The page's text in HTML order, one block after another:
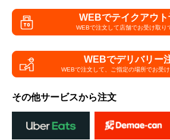
WEBでテイクアウト
WEBで注文して店舗でお受け取り
WEBでデリバリー
WEBで注文して、 ご指定の場所でお受
その他サービスから注文